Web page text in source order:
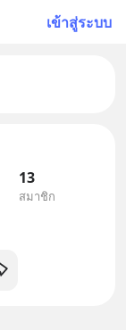
เข้าสู่ระบบ
13
สมาชิก